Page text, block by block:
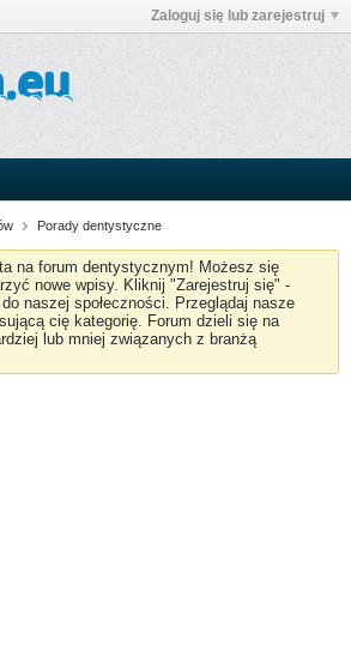
Zaloguj się lub zarejestruj
Porady dentystyczne
na forum dentystycznym! Możesz się
nowe wpisy. Kliknij "Zarejestruj się" -
naszej społeczności. Przeglądaj nasze
cię kategorię. Forum dzieli się na
lub mniej związanych z branżą